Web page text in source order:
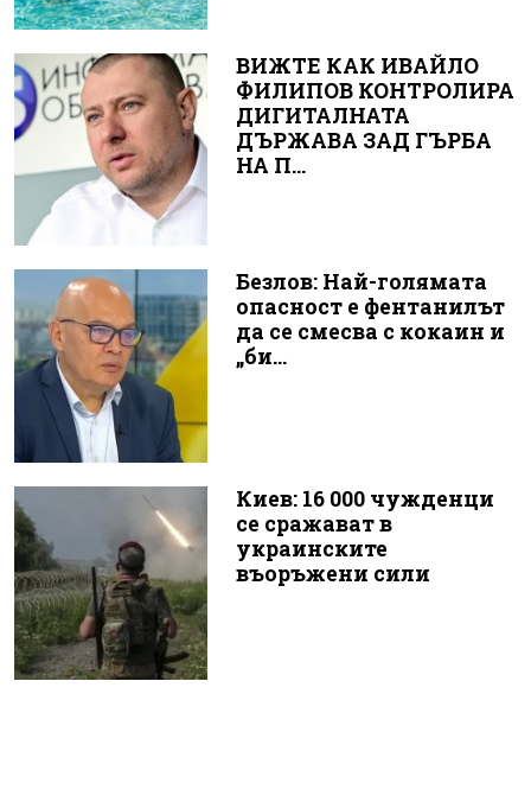
ВИЖТЕ КАК ИВАЙЛО
ФИЛИПОВ КОНТРОЛИРА
ДИГИТАЛНАТА
ДЪРЖАВА ЗАД ГЪРБА
НА П...
Безлов: Най-голямата
опасност е фентанилът
да се смесва с кокаин и
„би...
Киев: 16 000 чужденци
се сражават в
украинските
въоръжени сили